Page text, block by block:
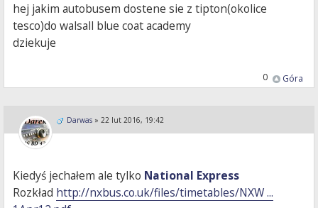
hej jakim autobusem dostene sie z tipton(okolice
tesco)do walsall blue coat academy
dziekuje
Góra
0
Darwas » 22 lut 2016, 19:42
Kiedyś jechałem ale tylko National Express
Rozkład http://nxbus.co.uk/files/timetables/NXW ...